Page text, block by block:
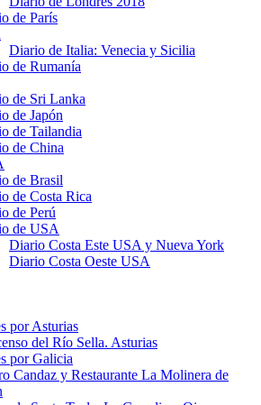
de París
Diario de Italia: Venecia y Sicilia
de Rumanía
de Sri Lanka
de Japón
de Tailandia
de China
de Brasil
de Costa Rica
de Perú
de USA
Diario Costa Este USA y Nueva York
Diario Costa Oeste USA
por Asturias
del Río Sella. Asturias
por Galicia
Candaz y Restaurante La Molinera de